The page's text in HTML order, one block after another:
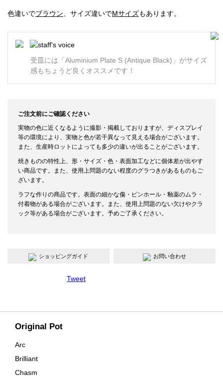
Original Pot
Arc
Brilliant
Chasm
色違いでブラウン、サイズ違いでMサイズもあります。
受皿には「Aluminium Plate S (Antique Black)」がサイズ
感もちょうど良くオススメです！
ご注文前にご確認ください
実物の色に近くなるように撮影・掲載しておりますが、ディスプレイ
等の環境により、実物と色が若干異なって見える場合がございます。
また、生産時ロットによっても多少の違いが出ることがございます。
焼きものの特性上、形・サイズ・色・表面加工などに個体差が出やす
い商品です。また、使用上問題のない程度のグラつきがあるものもご
ざいます。
ラフな作りの商品です。表面の細かな傷・ピンホール・釉薬のムラ・
付着物がある場合がございます。また、使用上問題のない欠けやクラ
ック等がある場合がございます。予めご了承ください。
ショッピングガイド お問い合わせ
Tweet